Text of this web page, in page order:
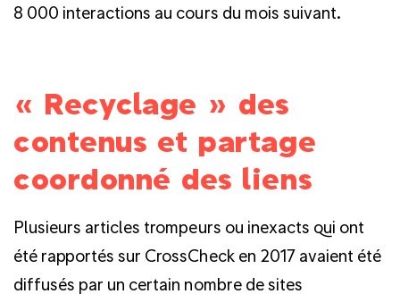
8 000 interactions au cours du mois suivant.
« Recyclage » des
contenus et partage
coordonné des liens
Plusieurs articles trompeurs ou inexacts qui ont
été rapportés sur CrossCheck en 2017 avaient été
diffusés par un certain nombre de sites